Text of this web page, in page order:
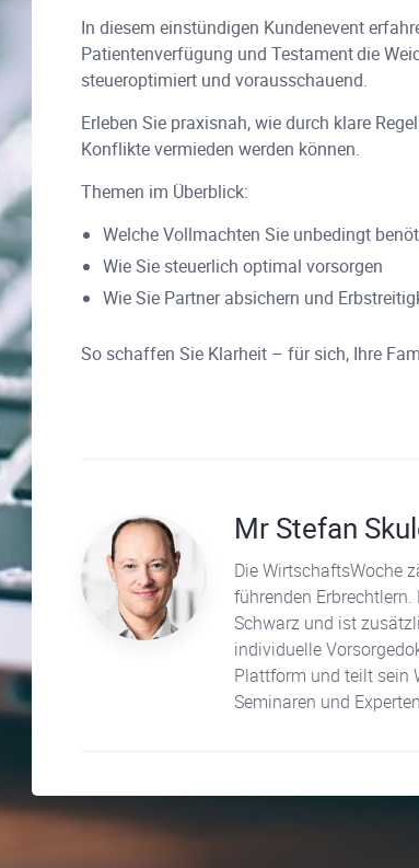
In diesem einstündigen Kundenevent
Patientenverfügung und Testament die
steueroptimiert und vorausschauend.
Erleben Sie praxisnah, wie durch klare
Konflikte vermieden werden können.
Themen im Überblick:
Welche Vollmachten Sie unbedingt
Wie Sie steuerlich optimal vorsorgen
Wie Sie Partner absichern und
So schaffen Sie Klarheit – für sich, Ihre
Mr Stefan
Die WirtschaftsWoche
führenden Erbrechtlern.
Schwarz und ist zusätzlich
individuelle
Plattform und teilt sein
Seminaren und